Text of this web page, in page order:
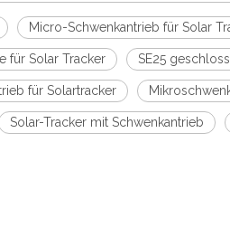
Micro-Schwenkantrieb für Solar
für Solar Tracker SE25
für Solartracker
Solar-Tracker mit Schwenkantrieb